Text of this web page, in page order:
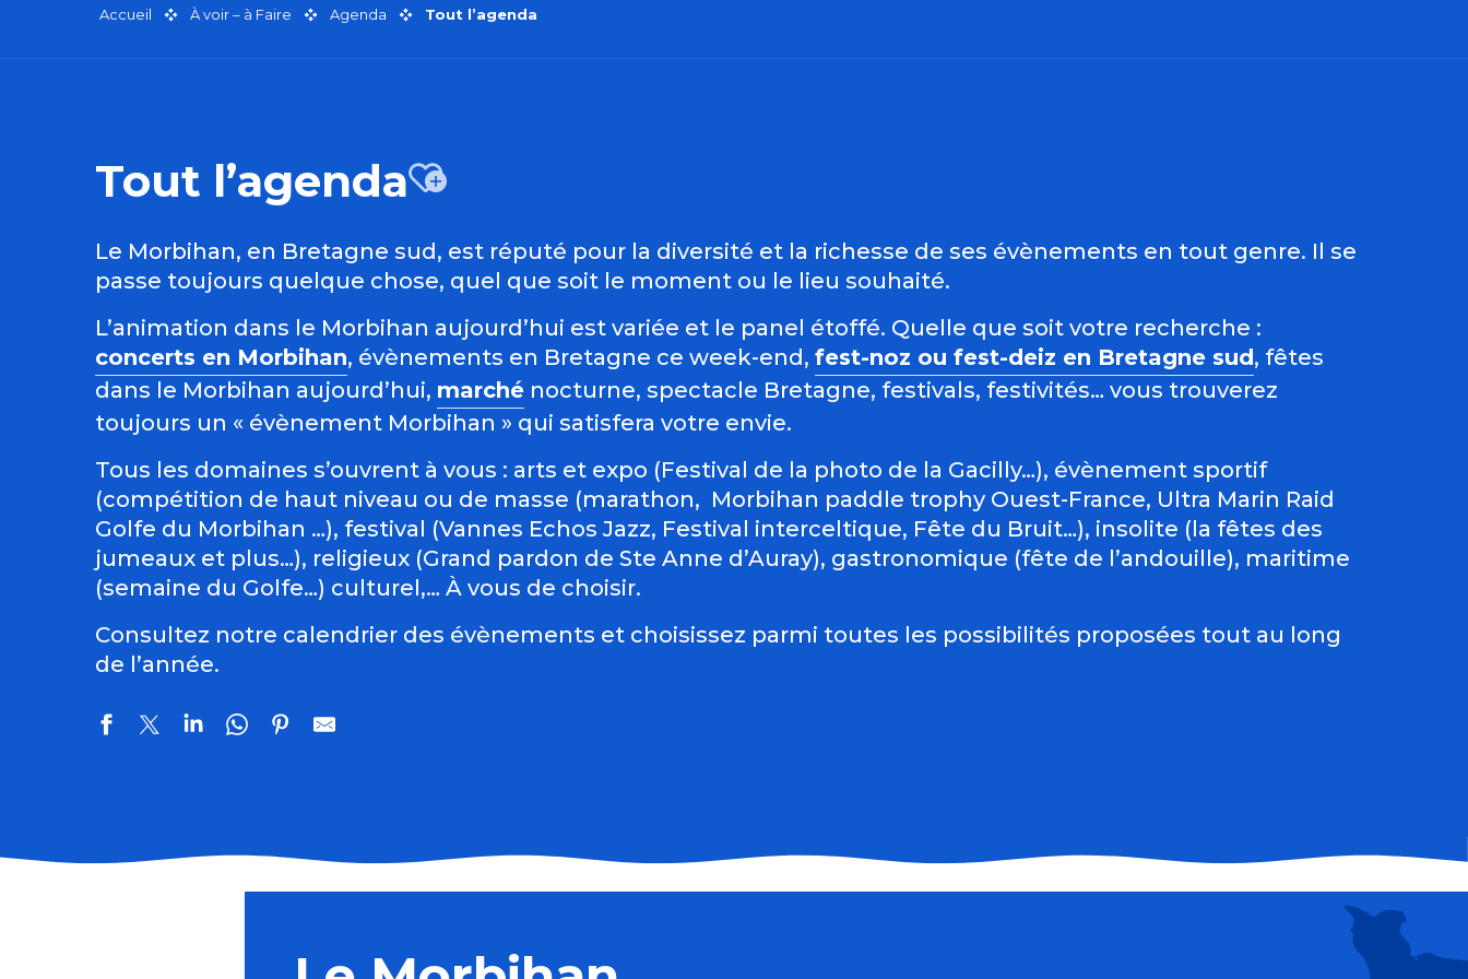
Accueil À voir – à Faire Agenda Tout l’agenda
Tout l’agendaAjouter aux favoris
Le Morbihan, en Bretagne sud, est réputé pour la diversité et la richesse de ses évènements en tout genre. Il se
passe toujours quelque chose, quel que soit le moment ou le lieu souhaité.
L’animation dans le Morbihan aujourd’hui est variée et le panel étoffé. Quelle que soit votre recherche :
concerts en Morbihan, évènements en Bretagne ce week-end, fest-noz ou fest-deiz en Bretagne sud, fêtes
dans le Morbihan aujourd’hui, marché nocturne, spectacle Bretagne, festivals, festivités… vous trouverez
toujours un « évènement Morbihan » qui satisfera votre envie.
Tous les domaines s’ouvrent à vous : arts et expo (Festival de la photo de la Gacilly…), évènement sportif
(compétition de haut niveau ou de masse (marathon, Morbihan paddle trophy Ouest-France, Ultra Marin Raid
Golfe du Morbihan …), festival (Vannes Echos Jazz, Festival interceltique, Fête du Bruit…), insolite (la fêtes des
jumeaux et plus…), religieux (Grand pardon de Ste Anne d’Auray), gastronomique (fête de l’andouille), maritime
(semaine du Golfe…) culturel,… À vous de choisir.
Consultez notre calendrier des évènements et choisissez parmi toutes les possibilités proposées tout au long
de l’année.